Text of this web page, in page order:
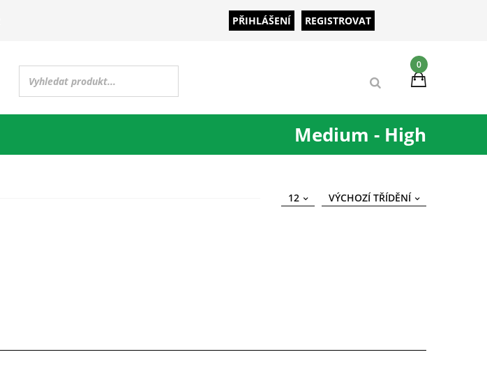
PŘIHLÁŠENÍ REGISTROVAT
0
Medium - High
VÝCHOZÍ TŘÍDĚNÍ
12